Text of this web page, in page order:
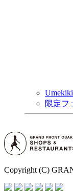
限定フ
Copyright (C)